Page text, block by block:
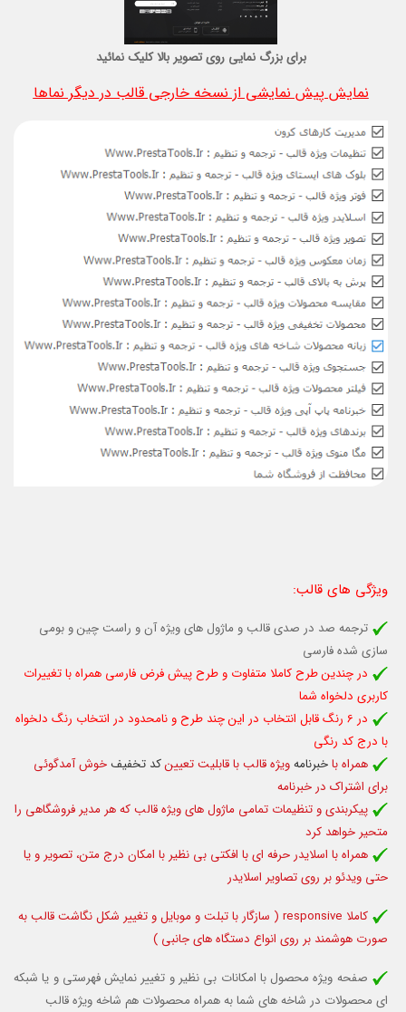
برای بزرگ نمایی روی تصویر بالا کلیک نمائید
نمایش پیش نمایشی از نسخه خارجی قالب در دیگر نماها
ویژگی های قالب:
ترجمه صد در صدی قالب و ماژول های ویژه آن و راست چین و بومی
سازی شده فارسی
در چندین طرح کاملا متفاوت و طرح پیش فرض فارسی همراه با تغييرات
كاربری دلخواه شما
در 6 رنگ قابل انتخاب در این چند طرح و نامحدود در انتخاب رنگ دلخواه
با درج کد رنگی
همراه باخبرنامهویژه قالب با قابلیت تعیینکد تخفیف خوش آمدگوئی
برای اشتراک در خبرنامه
پیکربندی و تنظیمات تمامی ماژول های ویژه قالب که هر مدیر فروشگاهی را
متحیر خواهد کرد
همراه با اسلایدر حرفه ای با افکتی بی نظیر با امکان درج متن، تصویر و یا
حتی ویدئو بر روی تصاویر اسلایدر
کاملا responsive ( سازگار با تبلت و موبایلو تغییر شکل نگاشت قالب به
صورت هوشمند بر روی انواع دستگاه های جانبی )
صفحه ویژه محصول با امکانات بی نظیر و تغییر نمایش فهرستی و یا شبکه
ای محصولات در شاخه های شما به همراه محصولات هم شاخه ویژه قالب